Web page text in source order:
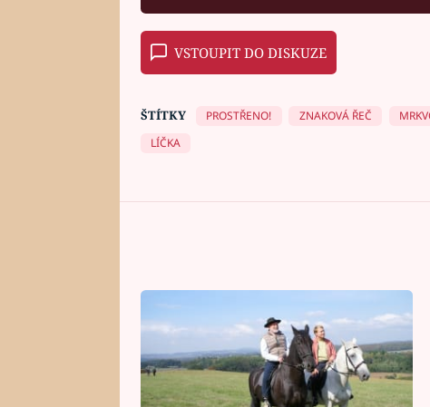
VSTOUPIT DO DISKUZE
ŠTÍTKY PROSTŘENO! ZNAKOVÁ ŘEČ
LÍČKA